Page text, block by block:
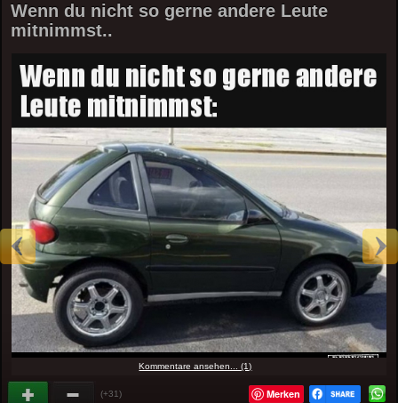
Wenn du nicht so gerne andere Leute
mitnimmst..
Kommentare ansehen... (1)
(+31) Merken